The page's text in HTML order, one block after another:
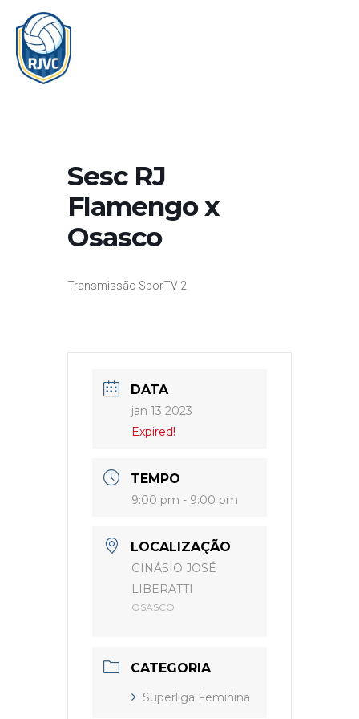
para
conteúdo
Sesc RJ
Flamengo x
Osasco
Transmissão SporTV 2
DATA
jan 13 2023
Expired!
TEMPO
9:00 pm - 9:00 pm
LOCALIZAÇÃO
GINÁSIO JOSÉ
LIBERATTI
OSASCO
CATEGORIA
Superliga Feminina